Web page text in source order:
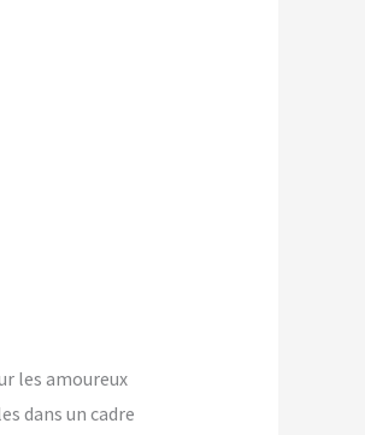
les amoureux
dans un cadre